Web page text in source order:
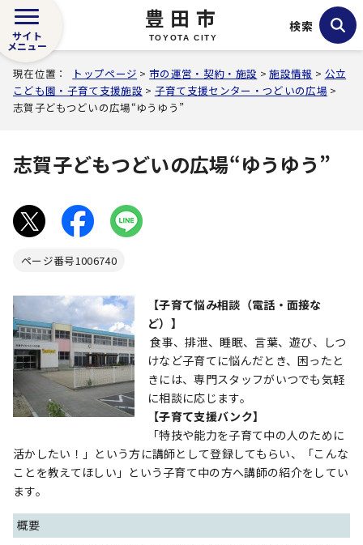
豊田市
TOYOTA CITY
サイト
メニュー
検索
現在位置： トップページ >市の運営・契約・施設 >施設情報 > 公立
こども園・子育て支援施設 > 子育て支援センター・つどいの広場 >
志賀子どもつどいの広場“ゆうゆう”
志賀子どもつどいの広場“ゆうゆう”
ページ番号1006740
【子育て悩み相談（電話・面接な
ど）】
食事、排泄、睡眠、言葉、遊び、しつ
けなど子育てに悩んだとき、困ったと
きには、専門スタッフがいつでも気軽
に相談に応じます。
【子育て支援バンク】
「特技や能力を子育て中の人のために
活かしたい！」という方に講師として登録してもらい、「こんな
ことを教えてほしい」という子育て中の方へ講師の紹介をしてい
ます。
概要